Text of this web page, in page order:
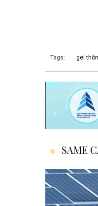
Tags: gel
SAME